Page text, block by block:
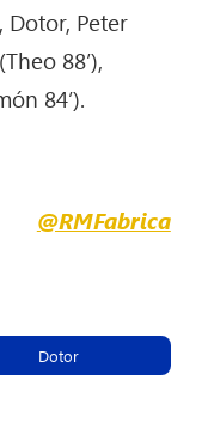
Peter
88’),
84’).
@RMFabrica
Dotor